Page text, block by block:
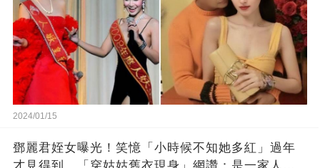
2024/01/15
鄧麗君姪女曝光！笑憶「小時候不知她多紅」過年
才見得到 「穿姑姑舊衣現身」網讚：是一家人沒